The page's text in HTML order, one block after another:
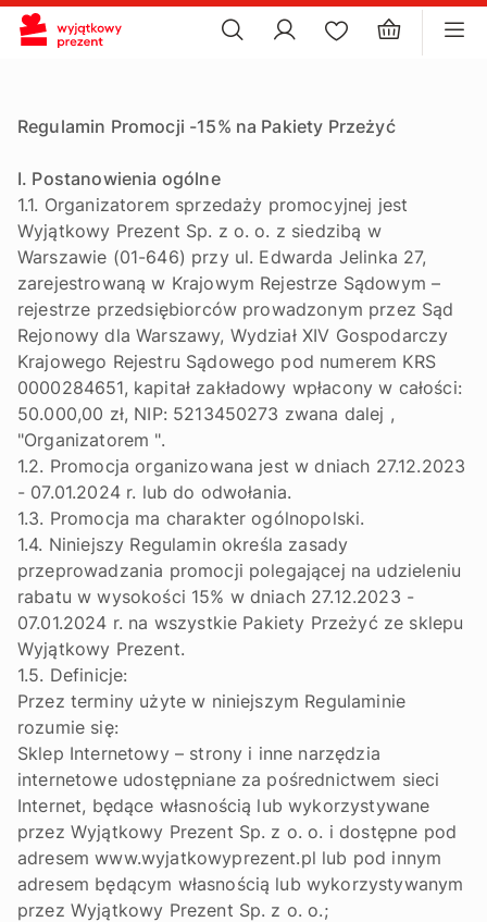
×
Regulamin Promocji -15% na Pakiety Przeżyć
I. Postanowienia ogólne
1.1. Organizatorem sprzedaży promocyjnej jest
Wyjątkowy Prezent Sp. z o. o. z siedzibą w
Warszawie (01-646) przy ul. Edwarda Jelinka 27,
zarejestrowaną w Krajowym Rejestrze Sądowym –
rejestrze przedsiębiorców prowadzonym przez Sąd
Rejonowy dla Warszawy, Wydział XIV Gospodarczy
Krajowego Rejestru Sądowego pod numerem KRS
0000284651, kapitał zakładowy wpłacony w całości:
50.000,00 zł, NIP: 5213450273 zwana dalej ,
"Organizatorem ".
1.2. Promocja organizowana jest w dniach 27.12.2023
- 07.01.2024 r. lub do odwołania.
1.3. Promocja ma charakter ogólnopolski.
1.4. Niniejszy Regulamin określa zasady
przeprowadzania promocji polegającej na udzieleniu
rabatu w wysokości 15% w dniach 27.12.2023 -
07.01.2024 r. na wszystkie Pakiety Przeżyć ze sklepu
Wyjątkowy Prezent.
1.5. Definicje:
Przez terminy użyte w niniejszym Regulaminie
rozumie się:
Sklep Internetowy – strony i inne narzędzia
internetowe udostępniane za pośrednictwem sieci
Internet, będące własnością lub wykorzystywane
przez Wyjątkowy Prezent Sp. z o. o. i dostępne pod
adresem www.wyjatkowyprezent.pl lub pod innym
adresem będącym własnością lub wykorzystywanym
przez Wyjątkowy Prezent Sp. z o. o.;
ustawienia plików cookie